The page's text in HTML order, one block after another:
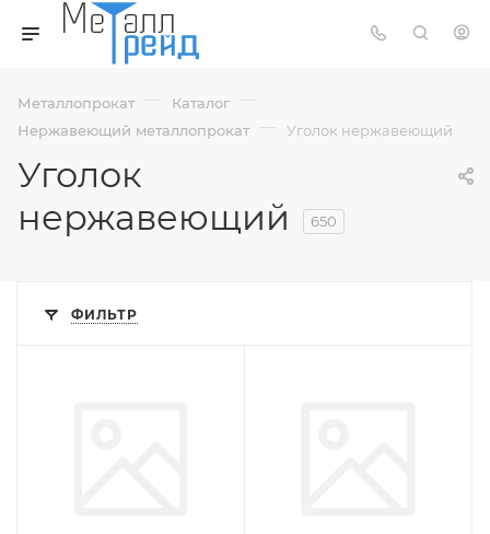
Металлопрокат — Каталог —
Нержавеющий металлопрокат — Уголок нержавеющий
Уголок
нержавеющий
650
ФИЛЬТР